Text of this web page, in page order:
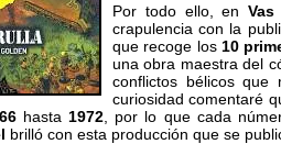
Por todo ello, en
crapulencia con la
que recoge los 10
una obra maestra del
conflictos bélicos que
curiosidad comentaré
hasta 1972 , por lo que cada
brilló con esta producción que se